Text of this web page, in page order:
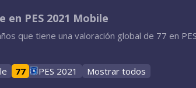
PES 2021 Mobile
que tiene una valoración global de 77 en
77 PES 2021 Mostrar todos